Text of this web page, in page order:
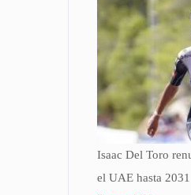
Isaac Del Toro
el UAE hasta 2031